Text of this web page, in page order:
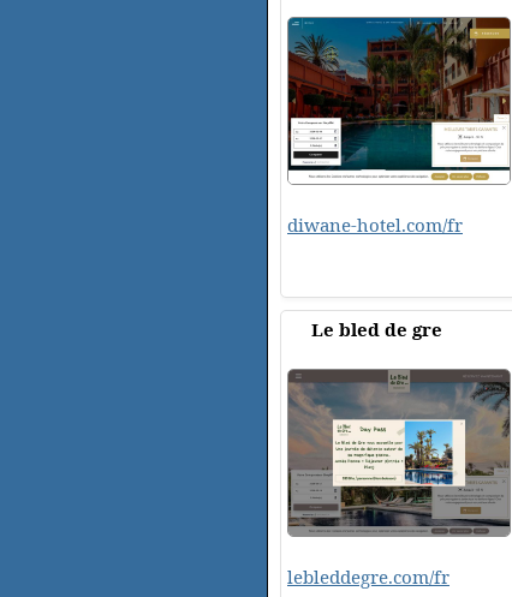
diwane-hotel.com/fr
Le bled de gre
lebleddegre.com/fr